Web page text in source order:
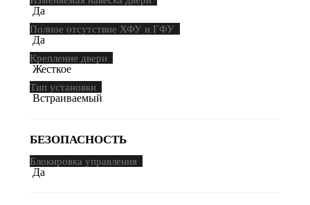
Да
Полное отсутствие ХФУ и ГФУ
Да
Крепление двери
Жесткое
Тип установки
Встраиваемый
БЕЗОПАСНОСТЬ
Блокировка управления
Да